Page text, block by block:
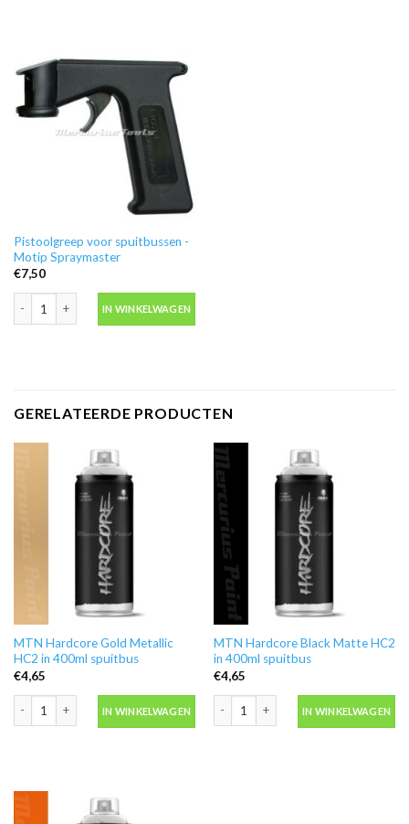
Pistoolgreep voor spuitbussen -
Motip Spraymaster
€7,50
IN WINKELWAGEN
GERELATEERDE PRODUCTEN
MTN Hardcore Gold Metallic
HC2 in 400ml spuitbus
€4,65
IN WINKELWAGEN
MTN Hardcore Black Matte HC2
in 400ml spuitbus
€4,65
IN WINKELWAGEN